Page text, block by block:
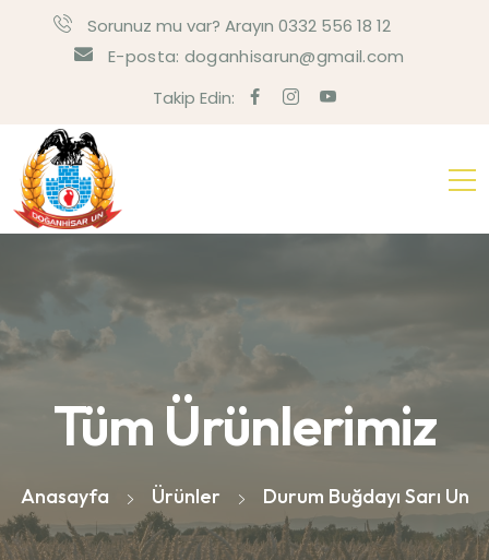
Sorunuz mu var? Arayın 0332 556 18 12
E-posta: doganhisarun@gmail.com
Takip Edin:
Tüm Ürünlerimiz
Anasayfa Ürünler Durum Buğdayı Sarı Un